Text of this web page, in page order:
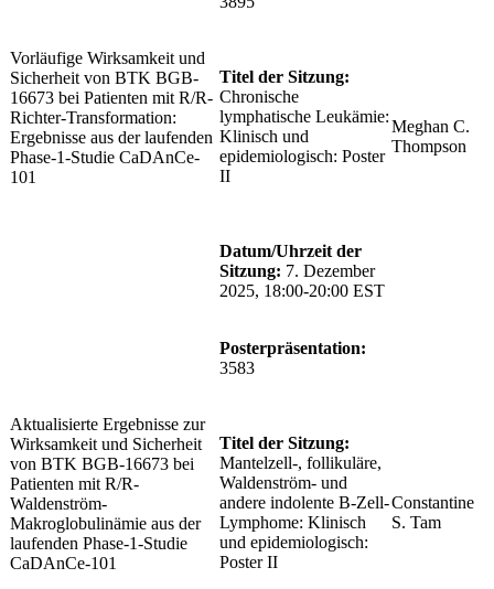
Vorläufige Wirksamkeit und
Sicherheit von BTK BGB-
16673 bei Patienten mit R/R-
Richter-Transformation:
Ergebnisse aus der laufenden
Phase-1-Studie CaDAnCe-
101
Titel der Sitzung:
Chronische
lymphatische Leukämie:
Klinisch und
epidemiologisch: Poster
II
Datum/Uhrzeit der
Sitzung: 7. Dezember
2025, 18:00-20:00 EST
Meghan C.
Thompson
Aktualisierte Ergebnisse zur
Wirksamkeit und Sicherheit
von BTK BGB-16673 bei
Patienten mit R/R-
Waldenström-
Makroglobulinämie aus der
laufenden Phase-1-Studie
CaDAnCe-101
Posterpräsentation:
3583
Titel der Sitzung:
Mantelzell-, follikuläre,
Waldenström- und
andere indolente B-Zell-
Lymphome: Klinisch
und epidemiologisch:
Poster II
Constantine
S. Tam